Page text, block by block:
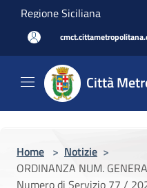
Salta al contenuto principale
Regione Siciliana
Città
Home > Notizie >
ORDINANZA NUM.
Numero di Servizio 77 /